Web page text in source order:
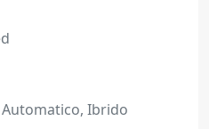
Automatico, Ibrido